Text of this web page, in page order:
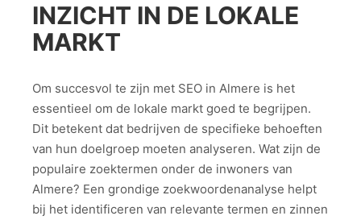
INZICHT IN DE LOKALE
MARKT
Om succesvol te zijn met SEO in Almere is het
essentieel om de lokale markt goed te begrijpen.
Dit betekent dat bedrijven de specifieke behoeften
van hun doelgroep moeten analyseren. Wat zijn de
populaire zoektermen onder de inwoners van
Almere? Een grondige zoekwoordenanalyse helpt
bij het identificeren van relevante termen en zinnen